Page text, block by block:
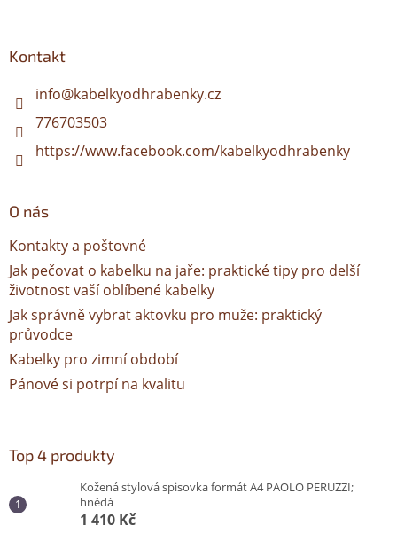
Kontakt
info@kabelkyodhrabenky.cz
776703503
https://www.facebook.com/kabelkyodhrabenky
O nás
Kontakty a poštovné
Jak pečovat o kabelku na jaře: praktické tipy pro delší
životnost vaší oblíbené kabelky
Jak správně vybrat aktovku pro muže: praktický
průvodce
Kabelky pro zimní období
Pánové si potrpí na kvalitu
Top 4 produkty
Kožená stylová spisovka formát A4 PAOLO PERUZZI;
hnědá
1 410 Kč